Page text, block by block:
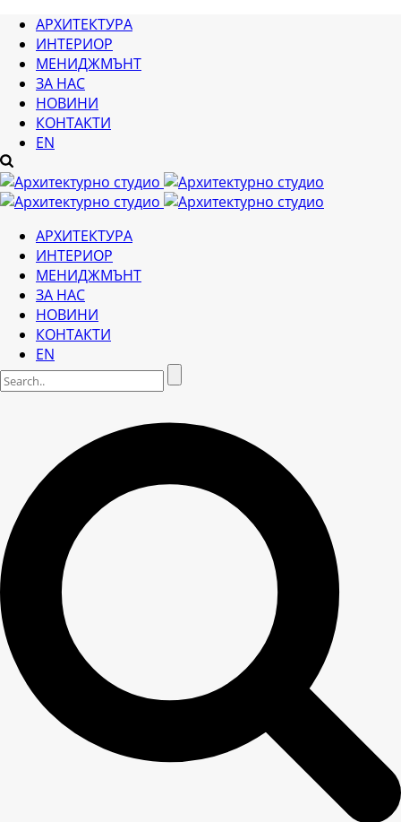
АРХИТЕКТУРА
ИНТЕРИОР
МЕНИДЖМЪНТ
ЗА НАС
НОВИНИ
КОНТАКТИ
EN
АРХИТЕКТУРА
ИНТЕРИОР
МЕНИДЖМЪНТ
ЗА НАС
НОВИНИ
КОНТАКТИ
EN